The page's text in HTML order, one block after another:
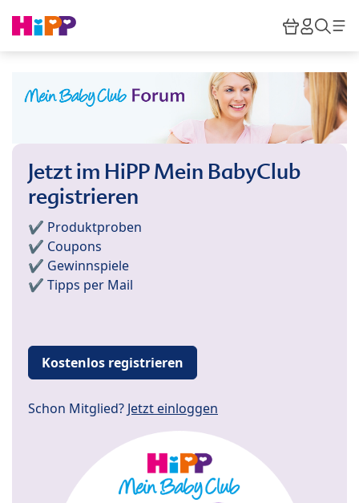
HiPP
Jetzt im HiPP Mein BabyClub
registrieren
✔️ Produktproben
✔️ Coupons
✔️ Gewinnspiele
✔️ Tipps per Mail
Kostenlos registrieren
Schon Mitglied? Jetzt einloggen